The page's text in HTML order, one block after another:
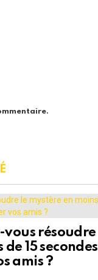
vous résoudre
de 15 secondes
amis ?